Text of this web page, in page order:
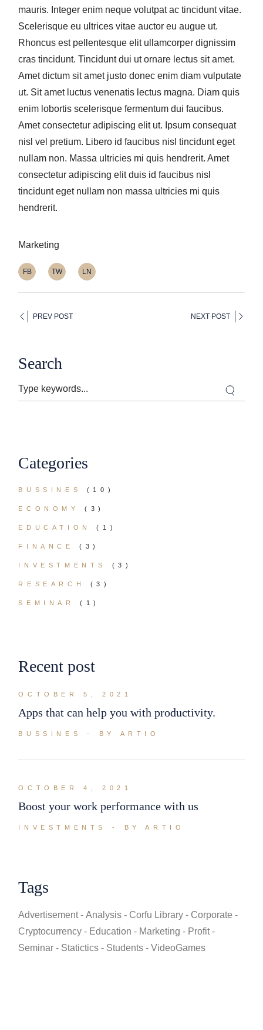
mauris. Integer enim neque volutpat ac tincidunt vitae.
Scelerisque eu ultrices vitae auctor eu augue ut.
Rhoncus est pellentesque elit ullamcorper dignissim
cras tincidunt. Tincidunt dui ut ornare lectus sit amet.
Amet dictum sit amet justo donec enim diam vulputate
ut. Sit amet luctus venenatis lectus magna. Diam quis
enim lobortis scelerisque fermentum dui faucibus.
Amet consectetur adipiscing elit ut. Ipsum consequat
nisl vel pretium. Libero id faucibus nisl tincidunt eget
nullam non. Massa ultricies mi quis hendrerit. Amet
consectetur adipiscing elit duis id faucibus nisl
tincidunt eget nullam non massa ultricies mi quis
hendrerit.
Marketing
FB TW LN
PREV POST NEXT POST
Search
Categories
BUSSINES (10)
ECONOMY (3)
EDUCATION (1)
FINANCE (3)
INVESTMENTS (3)
RESEARCH (3)
SEMINAR (1)
Recent post
OCTOBER 5, 2021
Apps that can help you with productivity.
BUSSINES BY ARTIO
OCTOBER 4, 2021
Boost your work performance with us
INVESTMENTS BY ARTIO
Tags
Advertisement Analysis Corfu Library
Corporate
Cryptocurrency
Education Marketing
Profit
Seminar
Statictics Students VideoGames